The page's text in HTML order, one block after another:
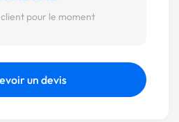
pour le moment
un devis